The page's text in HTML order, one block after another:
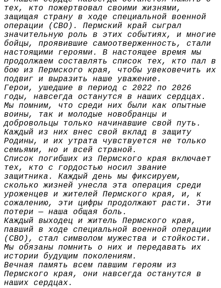
тех, кто пожертвовал своими жизнями,
защищая страну в ходе специальной военной
операции (СВО). Пермский край сыграл
значительную роль в этих событиях, и многие
бойцы, проявившие самоотверженность, стали
настоящими героями. В настоящее время мы
продолжаем составлять список тех, кто пал в
бою из Пермского края, чтобы увековечить их
подвиг и выразить наше уважение.
Герои, ушедшие в период с 2022 по 2026
годы, навсегда останутся в наших сердцах.
Мы помним, что среди них были как опытные
воины, так и молодые новобранцы и
добровольцы только начинавшие свой путь.
Каждый из них внес свой вклад в защиту
Родины, и их утрата чувствуется не только
семьями, но и всей страной.
Список погибших из Пермского края включает
тех, кто с гордостью носил звание
защитника. Каждый день мы фиксируем,
сколько жизней унесла эта операция среди
уроженцев и жителей Пермского края, и, к
сожалению, эти цифры продолжают расти. Эти
потери — наша общая боль.
Каждый выходец и житель Пермского края,
павший в ходе специальной военной операции
(СВО), стал символом мужества и стойкости.
Мы обязаны помнить о них и передавать их
истории будущим поколениям.
Вечная память всем павшим героям из
Пермского края, они навсегда останутся в
наших сердцах.